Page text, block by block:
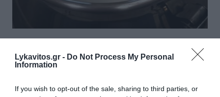
Lykavitos.gr - Do Not Process My Personal
Information
If you wish to opt-out of the sale, sharing to third parties, or